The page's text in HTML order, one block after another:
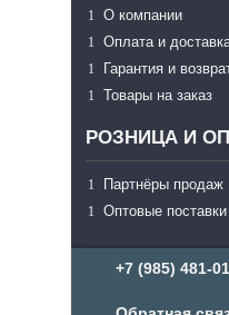
О компании
Оплата и
Гарантия и
Товары на заказ
РОЗНИЦА И
Партнёры продаж
Оптовые
+7 (985) 481-